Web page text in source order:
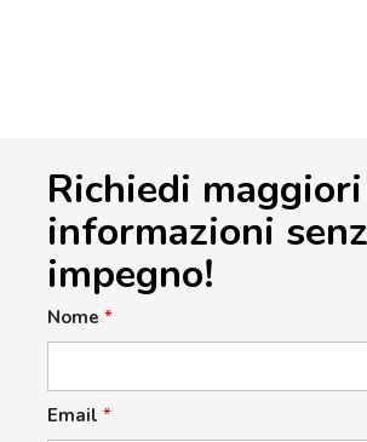
Richiedi maggiori
informazioni
impegno!
Nome *
Email *